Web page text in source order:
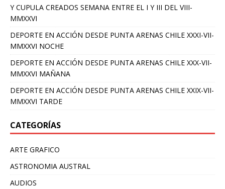
Y CUPULA CREADOS SEMANA ENTRE EL I Y III DEL VIII-
MMXXVI
DEPORTE EN ACCIÓN DESDE PUNTA ARENAS CHILE XXXI-VII-
MMXXVI NOCHE
DEPORTE EN ACCIÓN DESDE PUNTA ARENAS CHILE XXX-VII-
MMXXVI MAÑANA
DEPORTE EN ACCIÓN DESDE PUNTA ARENAS CHILE XXIX-VII-
MMXXVI TARDE
CATEGORÍAS
ARTE GRAFICO
ASTRONOMIA AUSTRAL
AUDIOS